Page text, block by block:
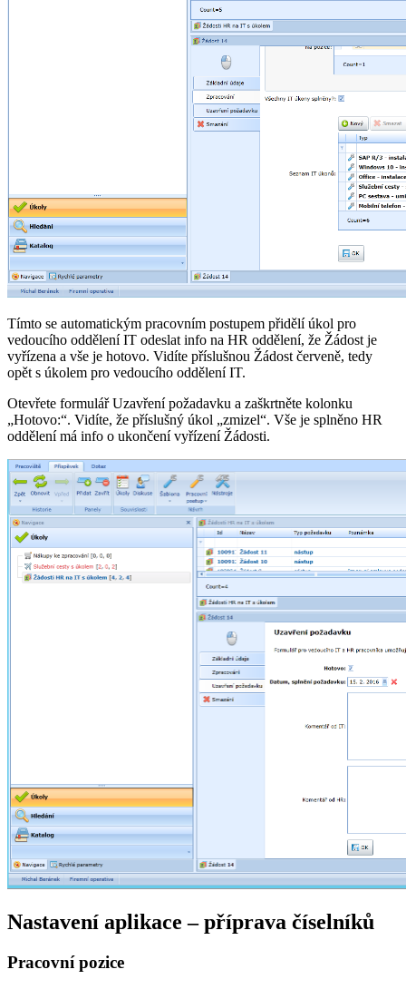
Tímto se automatickým pracovním postupem přidělí úkol pro
vedoucího oddělení IT odeslat info na HR oddělení, že Žádost je
vyřízena a vše je hotovo. Vidíte příslušnou Žádost červeně, tedy
opět s úkolem pro vedoucího oddělení IT.
Otevřete formulář Uzavření požadavku a zaškrtněte kolonku
„Hotovo:“. Vidíte, že příslušný úkol „zmizel“. Vše je splněno HR
oddělení má info o ukončení vyřízení Žádosti.
Nastavení aplikace – příprava číselníků
Pracovní pozice